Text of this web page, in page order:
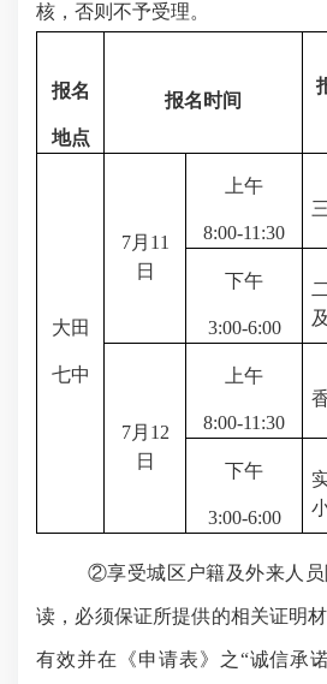
核，否则不予受理。
报名
地点
报名时间
大田
七中
7月 11
日
上午
8:00-11:30
下午
3:00-6:00
7月 12
日
上午
8:00-11:30
下午
3:00-6:00
②享受城区户籍及外来人
读，必须保证所提供的相关证明
有效并在《申请表》之“诚信承